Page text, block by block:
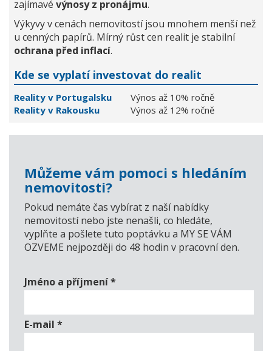
zajímavé výnosy z pronájmu.
Výkyvy v cenách nemovitostí jsou mnohem menší než
u cenných papírů. Mírný růst cen realit je stabilní
ochrana před inflací.
Kde se vyplatí investovat do realit
Reality v Portugalsku
Výnos až 10% ročně
Reality v Rakousku
Výnos až 12% ročně
Můžeme vám pomoci s hledáním
nemovitosti?
Pokud nemáte čas vybírat z naší nabídky
nemovitostí nebo jste nenašli, co hledáte,
vyplňte a pošlete tuto poptávku a MY SE VÁM
OZVEME nejpozději do 48 hodin v pracovní den.
Jméno a příjmení*
E-mail *